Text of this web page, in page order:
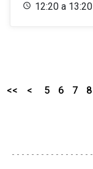
12:20 a 13:20
<< < 5 6 7 8